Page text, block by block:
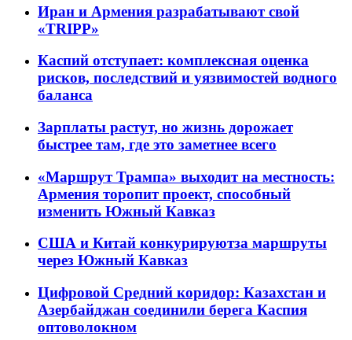
Иран и Армения разрабатывают свой
«TRIPP»
Каспий отступает: комплексная оценка
рисков, последствий и уязвимостей водного
баланса
Зарплаты растут, но жизнь дорожает
быстрее там, где это заметнее всего
«Маршрут Трампа» выходит на местность:
Армения торопит проект, способный
изменить Южный Кавказ
США и Китай конкурируютза маршруты
через Южный Кавказ
Цифровой Средний коридор: Казахстан и
Азербайджан соединили берега Каспия
оптоволокном